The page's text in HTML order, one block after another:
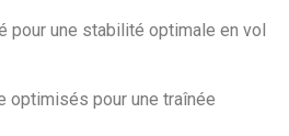
pour une stabilité optimale en vol
optimisés pour une traînée